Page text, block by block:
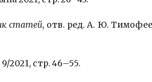
статей, отв. ред. А. Ю.
9/2021, стр. 46–55.